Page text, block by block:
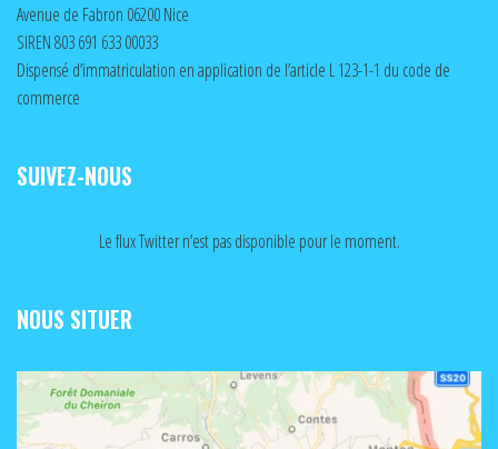
Avenue de Fabron 06200 Nice
SIREN 803 691 633 00033
Dispensé d’immatriculation en application de l’article L 123-1-1 du code de
commerce
SUIVEZ-NOUS
Le flux Twitter n’est pas disponible pour le moment.
NOUS SITUER